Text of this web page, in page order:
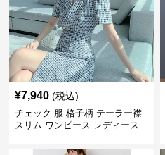
¥7,940 (税込)
チェック 服 格子柄 テーラー襟
スリム ワンピース レディース